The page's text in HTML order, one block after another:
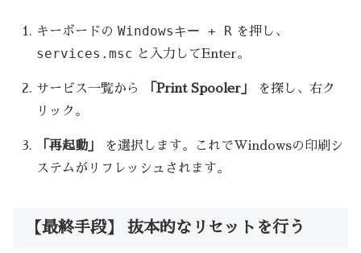
キーボードのWindowsキー + R を押し、
services.msc と入力してEnter。
サービス一覧から 「Print Spooler」
を探し、右ク
リック。
「再起動」
を選択します。これでWindowsの印刷シ
ステムがリフレッシュされます。
【最終手段】 抜本的なリセットを行う